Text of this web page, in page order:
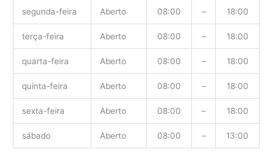
segunda-feira Aberto 08:00 – 18:00
terça-feira Aberto 08:00 – 18:00
quarta-feira Aberto 08:00 – 18:00
quinta-feira Aberto 08:00 – 18:00
sexta-feira Aberto 08:00 – 18:00
sábado Aberto 08:00 – 13:00